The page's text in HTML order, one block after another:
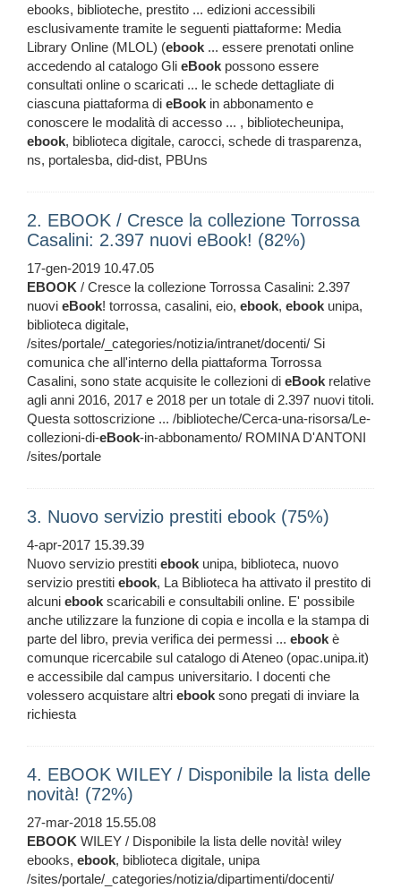
ebooks, biblioteche, prestito ... edizioni accessibili
esclusivamente tramite le seguenti piattaforme: Media
Library Online (MLOL) (ebook ... essere prenotati online
accedendo al catalogo Gli eBook possono essere
consultati online o scaricati ... le schede dettagliate di
ciascuna piattaforma di eBook in abbonamento e
conoscere le modalità di accesso ... , bibliotecheunipa,
ebook, biblioteca digitale, carocci, schede di trasparenza,
ns, portalesba, did-dist, PBUns
2. EBOOK / Cresce la collezione Torrossa
Casalini: 2.397 nuovi eBook! (82%)
17-gen-2019 10.47.05
EBOOK / Cresce la collezione Torrossa Casalini: 2.397
nuovi eBook! torrossa, casalini, eio, ebook, ebook unipa,
biblioteca digitale,
/sites/portale/_categories/notizia/intranet/docenti/ Si
comunica che all'interno della piattaforma Torrossa
Casalini, sono state acquisite le collezioni di eBook relative
agli anni 2016, 2017 e 2018 per un totale di 2.397 nuovi titoli.
Questa sottoscrizione ... /biblioteche/Cerca-una-risorsa/Le-
collezioni-di-eBook-in-abbonamento/ ROMINA D'ANTONI
/sites/portale
3. Nuovo servizio prestiti ebook (75%)
4-apr-2017 15.39.39
Nuovo servizio prestiti ebook unipa, biblioteca, nuovo
servizio prestiti ebook, La Biblioteca ha attivato il prestito di
alcuni ebook scaricabili e consultabili online. E' possibile
anche utilizzare la funzione di copia e incolla e la stampa di
parte del libro, previa verifica dei permessi ... ebook è
comunque ricercabile sul catalogo di Ateneo (opac.unipa.it)
e accessibile dal campus universitario. I docenti che
volessero acquistare altri ebook sono pregati di inviare la
richiesta
4. EBOOK WILEY / Disponibile la lista delle
novità! (72%)
27-mar-2018 15.55.08
EBOOK WILEY / Disponibile la lista delle novità! wiley
ebooks, ebook, biblioteca digitale, unipa
/sites/portale/_categories/notizia/dipartimenti/docenti/